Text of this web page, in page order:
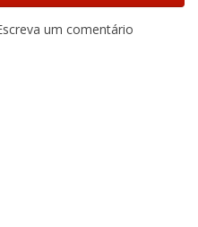
um comentário